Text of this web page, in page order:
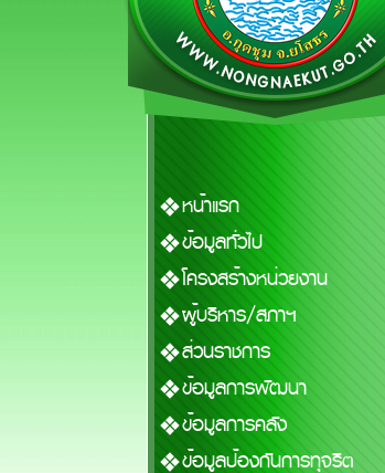
หน้าแรก
ข้อมูลทั่วไป
โครงสร้างหน่วยงาน
ผู้บริหาร/สภาฯ
ส่วนราชการ
ข้อมูลการพัฒนา
ข้อมูลการคลัง
ข้อมูลป้องกันการทุจริต